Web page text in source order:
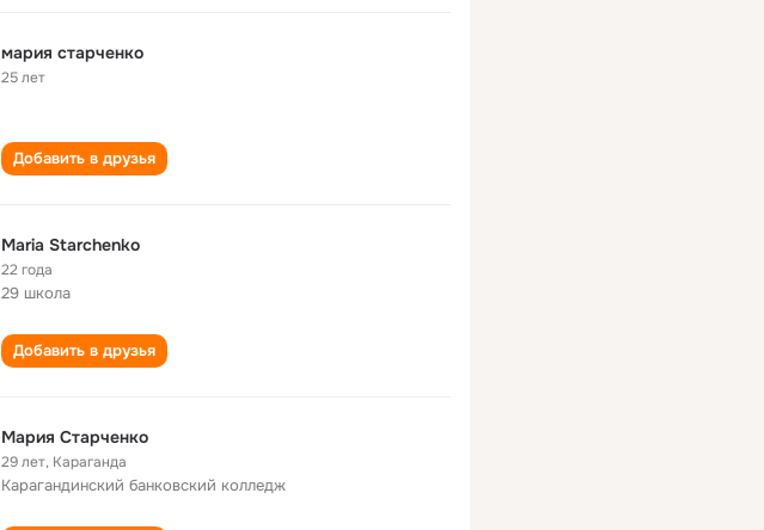
мария старченко
25 лет
Добавить в друзья
Maria Starchenko
22 года
29 школа
Добавить в друзья
Мария Старченко
29 лет, Караганда
Карагандинский банковский колледж